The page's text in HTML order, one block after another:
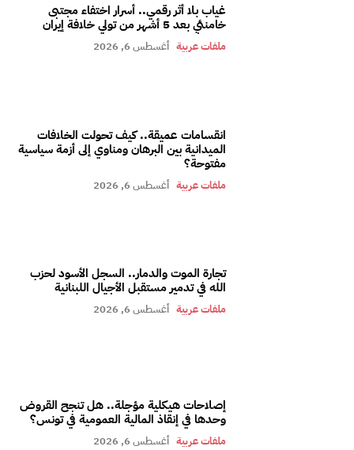
غياب بلا أثر رقمي.. أسرار اختفاء مجتبى
خامنئي بعد 5 أشهر من تولي خلافة إيران
ملفات عربية أغسطس 6, 2026
انقسامات عميقة.. كيف تحولت الخلافات
الميدانية بين البرهان ومناوي إلى أزمة سياسية
مفتوحة؟
ملفات عربية أغسطس 6, 2026
تجارة الموت والدمار.. السجل الأسود لحزب
الله في تدمير مستقبل الأجيال اللبنانية
ملفات عربية أغسطس 6, 2026
إصلاحات هيكلية مؤجلة.. هل تنجح القروض
وحدها في إنقاذ المالية العمومية في تونس؟
ملفات عربية أغسطس 6, 2026